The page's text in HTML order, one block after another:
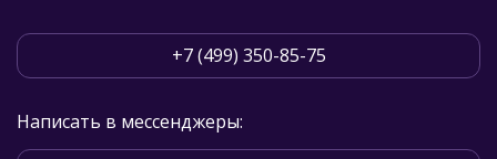
+7 (499) 350-85-75
Написать в мессенджеры: